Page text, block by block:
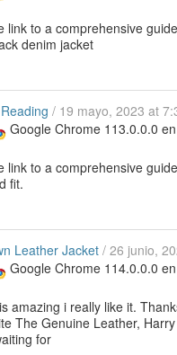
link to a comprehensive
denim jacket
/ 19 mayo, 2023 at
Google Chrome 113.0.0.0 en
link to a comprehensive
fit.
Leather Jacket / 26 junio,
Google Chrome 114.0.0.0 en
amazing i really like it.
The Genuine Leather,
for